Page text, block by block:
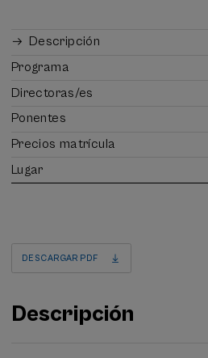
Descripción
Programa
Directoras/es
Ponentes
Precios matrícula
Lugar
DESCARGAR PDF
Descripción